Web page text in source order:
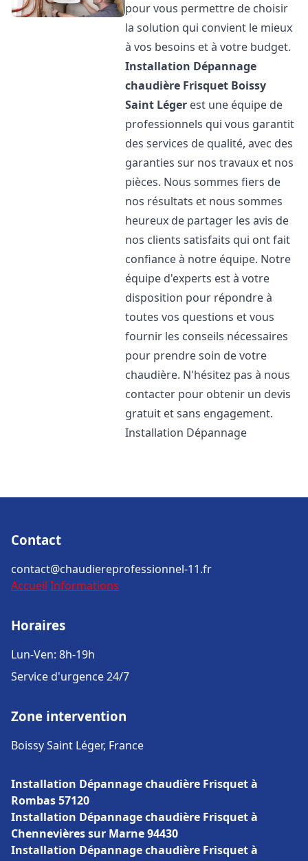
pour vous permettre de choisir
la solution qui convient le mieux
à vos besoins et à votre budget.
Installation Dépannage
chaudière Frisquet Boissy
Saint Léger est une équipe de
professionnels qui vous garantit
des services de qualité, avec des
garanties sur nos travaux et nos
pièces. Nous sommes fiers de
nos résultats et nous sommes
heureux de partager les avis de
nos clients satisfaits qui ont fait
confiance à notre équipe. Notre
équipe d'experts est à votre
disposition pour répondre à
toutes vos questions et vous
fournir les conseils nécessaires
pour prendre soin de votre
chaudière. N'hésitez pas à nous
contacter pour obtenir un devis
gratuit et sans engagement.
Installation Dépannage
Contact
contact@chaudiereprofessionnel-11.fr
Accueil Informations
Horaires
Lun-Ven: 8h-19h
Service d'urgence 24/7
Zone intervention
Boissy Saint Léger, France
Installation Dépannage chaudière Frisquet à
Rombas 57120
Installation Dépannage chaudière Frisquet à
Chennevières sur Marne 94430
Installation Dépannage chaudière Frisquet à